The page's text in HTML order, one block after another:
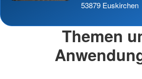
53879 Euskirchen
Themen